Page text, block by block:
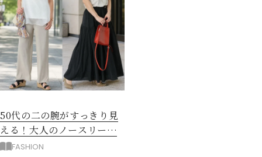
50代の二の腕がすっきり見
える！大人のノースリーブ
コーデ5選
FASHION